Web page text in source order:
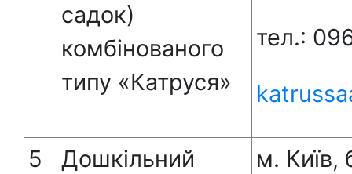
садок)
комбінованого
типу «Катруся»
тел.:
5
Дошкільний
м. Київ,